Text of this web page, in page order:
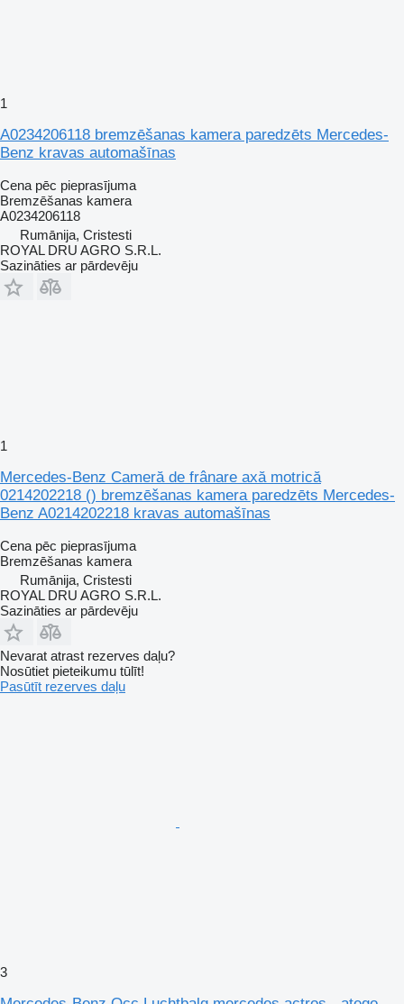
1
A0234206118 bremzēšanas kamera paredzēts Mercedes-
Benz kravas automašīnas
Cena pēc pieprasījuma
Bremzēšanas kamera
A0234206118
Rumānija, Cristesti
ROYAL DRU AGRO S.R.L.
Sazināties ar pārdevēju
1
Mercedes-Benz Cameră de frânare axă motrică
0214202218 () bremzēšanas kamera paredzēts Mercedes-
Benz A0214202218 kravas automašīnas
Cena pēc pieprasījuma
Bremzēšanas kamera
Rumānija, Cristesti
ROYAL DRU AGRO S.R.L.
Sazināties ar pārdevēju
Nevarat atrast rezerves daļu?
Nosūtiet pieteikumu tūlīt!
Pasūtīt rezerves daļu
3